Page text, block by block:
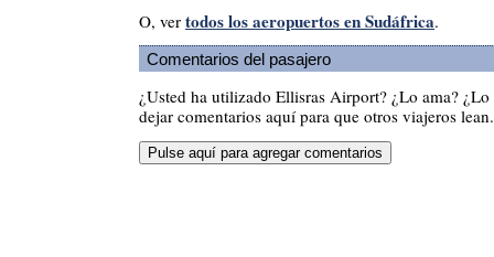
O, ver todos los aeropuertos en Sudáfrica.
Comentarios del pasajero
¿Usted ha utilizado Ellisras Airport? ¿Lo ama?
dejar comentarios aquí para que otros viajeros lean.